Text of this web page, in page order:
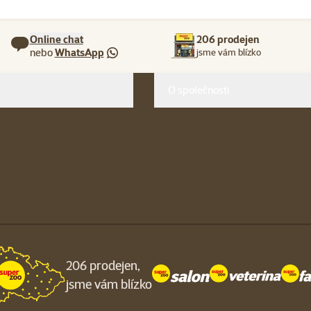
Online chat
neboWhatsApp
206 prodejen
jsme vám blízko
206 prodejen,
jsme vám blízko